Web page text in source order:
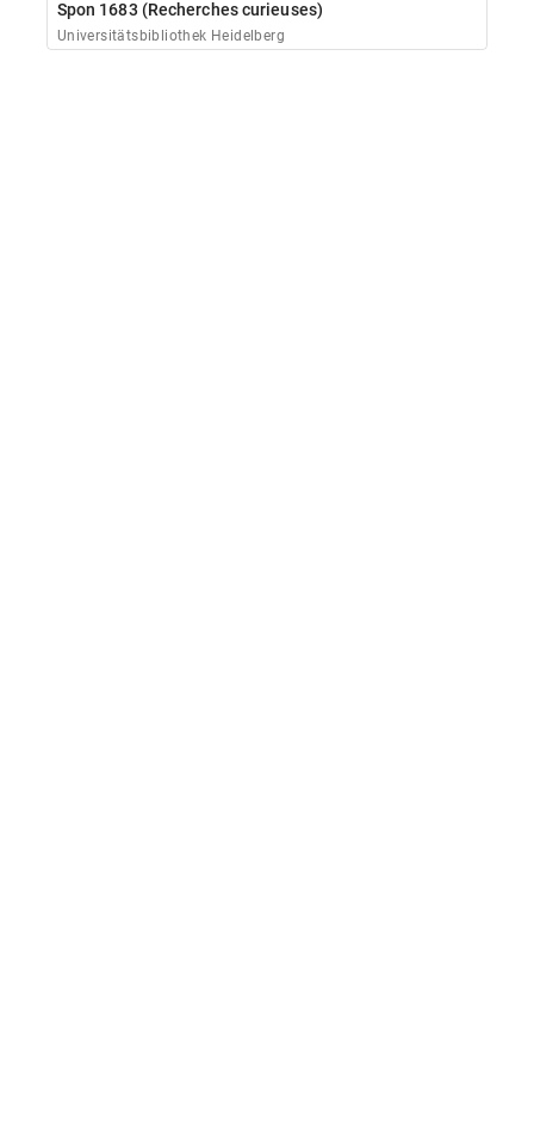
Spon 1683 (Recherches curieuses)
Universitätsbibliothek Heidelberg